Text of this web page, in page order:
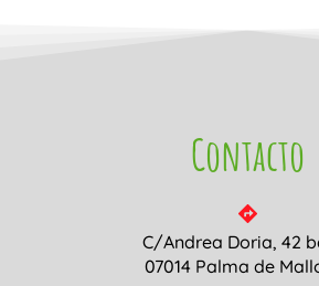
Contacto
C/Andrea Doria, 42
07014 Palma de